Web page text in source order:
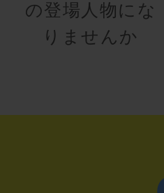
の登場人物にな
りませんか